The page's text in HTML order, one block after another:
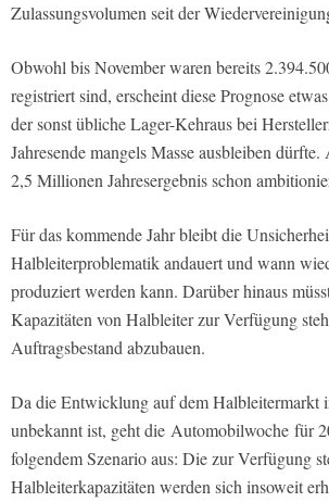
Zulassungsvolumen seit der
Obwohl bis November waren bereits
registriert sind, erscheint diese Prognose
der sonst übliche Lager-Kehraus bei
Jahresende mangels Masse ausbleiben
2,5 Millionen Jahresergebnis schon
Für das kommende Jahr bleibt die
Halbleiterproblematik andauert und wann
produziert werden kann. Darüber hinaus
Kapazitäten von Halbleiter zur Verfügung
Auftragsbestand abzubauen.
Da die Entwicklung auf dem Halbleitermarkt
unbekannt ist, geht die Automobilwoche für
folgendem Szenario aus: Die zur Verfügung
Halbleiterkapazitäten werden sich insoweit